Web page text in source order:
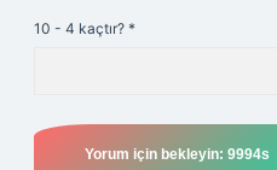
10 - 4 kaçtır? *